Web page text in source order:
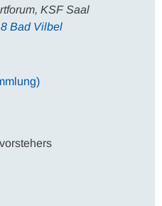
KSF Saal
Bad Vilbel